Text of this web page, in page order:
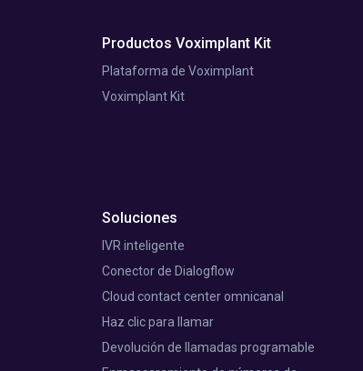
Productos Voximplant Kit
Plataforma de Voximplant
Voximplant Kit
Soluciones
IVR inteligente
Conector de Dialogflow
Cloud contact center omnicanal
Haz clic para llamar
Devolución de llamadas programable